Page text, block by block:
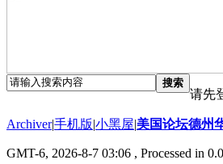
搜索
请先
Archiver|手机版|小黑屋|美国论坛德州
GMT-6, 2026-8-7 03:06 , Processed in